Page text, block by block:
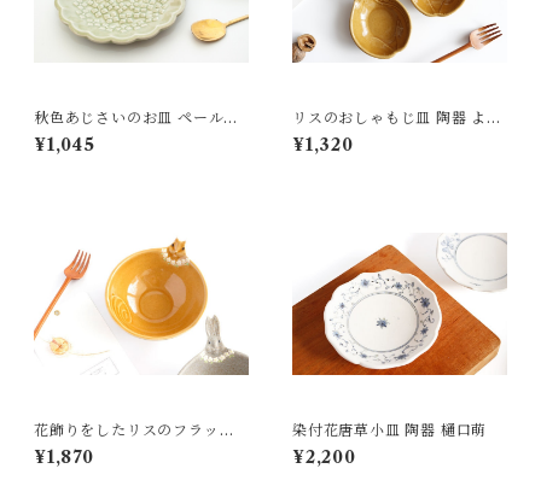
秋色あじさいのお皿 ペールグ
リーン 陶器 よしざわ窯 益子
¥1,045
リスのおしゃもじ皿 陶器 よし
ざわ窯 益子
¥1,320
花飾りをしたリスのフラット
ボウル 陶器 よしざわ窯
¥1,870
染付花唐草小皿 陶器 樋口萌
¥2,200